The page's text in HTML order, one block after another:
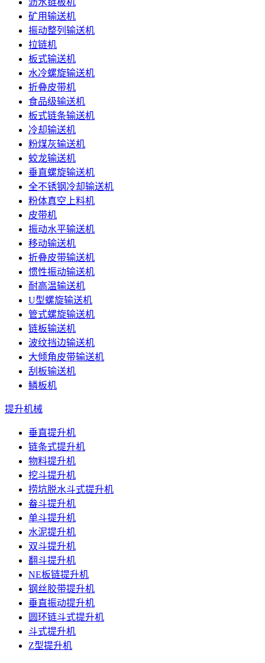
沥水链板机
矿用输送机
振动整列输送机
拉链机
板式输送机
水冷螺旋输送机
折叠皮带机
食品级输送机
板式链条输送机
冷却输送机
粉煤灰输送机
蛟龙输送机
垂直螺旋输送机
全不锈钢冷却输送机
粉体真空上料机
皮带机
振动水平输送机
移动输送机
折叠皮带输送机
惯性振动输送机
耐高温输送机
U型螺旋输送机
管式螺旋输送机
链板输送机
波纹挡边输送机
大倾角皮带输送机
刮板输送机
鳞板机
提升机械
垂直提升机
链条式提升机
物料提升机
挖斗提升机
捞坑脱水斗式提升机
畚斗提升机
单斗提升机
水泥提升机
双斗提升机
翻斗提升机
NE板链提升机
钢丝胶带提升机
垂直振动提升机
圆环链斗式提升机
斗式提升机
Z型提升机